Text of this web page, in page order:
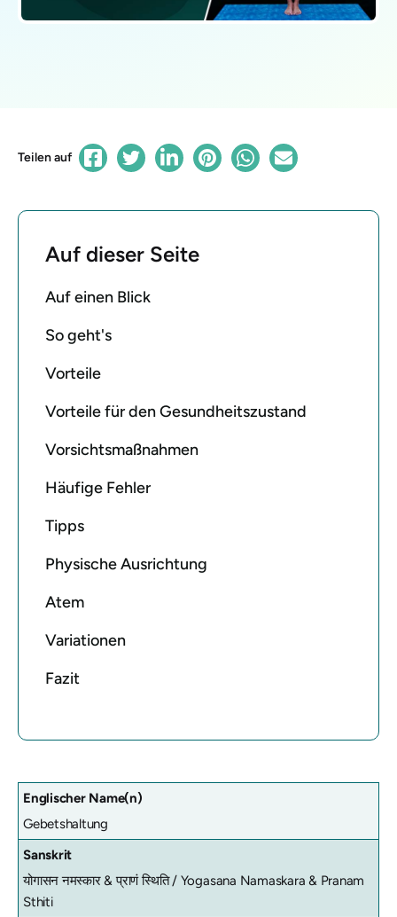
Teilen auf
Auf dieser Seite
Auf einen Blick
So geht's
Vorteile
Vorteile für den Gesundheitszustand
Vorsichtsmaßnahmen
Häufige Fehler
Tipps
Physische Ausrichtung
Atem
Variationen
Fazit
Englischer Name(n)
Gebetshaltung
Sanskrit
योगासन नमस्कार & प्राणं स्थिति / Yogasana Namaskara & Pranam
Sthiti